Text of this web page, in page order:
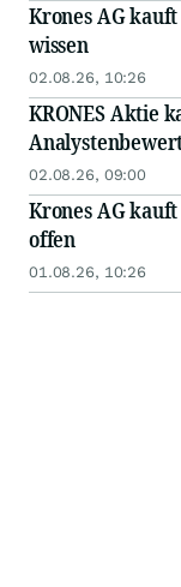
Krones AG
wissen
02.08.26, 10:26
KRONES Aktie
02.08.26, 09:00
Krones AG
offen
01.08.26, 10:26